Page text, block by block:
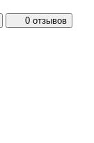
0 отзывов